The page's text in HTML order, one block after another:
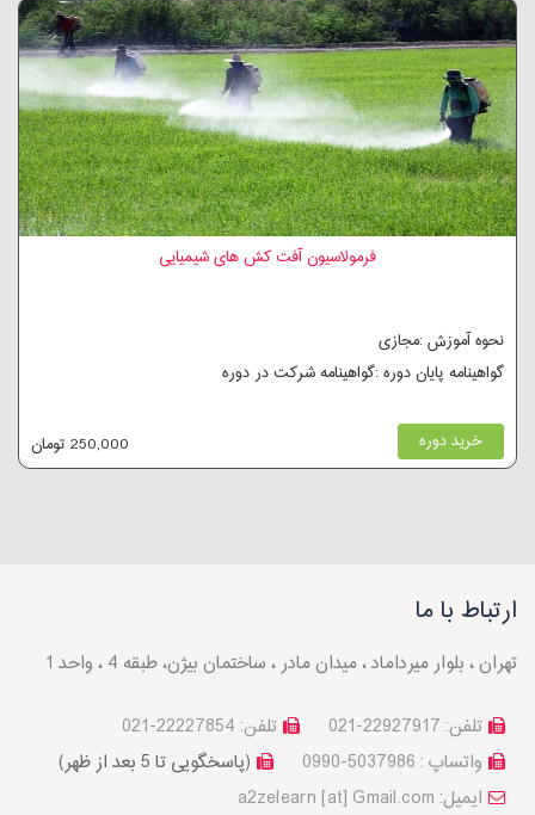
فرمولاسیون آفت کش های شیمیایی
نحوه آموزش :مجازی
گواهینامه پایان دوره :گواهینامه شرکت در دوره
خرید دوره 250,000 تومان
ارتباط با ما
تهران ، بلوار میرداماد ، میدان مادر ، ساختمان بیژن، طبقه 4 ، واحد 1
تلفن: 22227854-021
تلفن: 22927917-021
(پاسخگویی تا 5 بعد از ظهر)
واتساپ : 5037986-0990
a2zelearn [at] Gmail.com :ایمیل